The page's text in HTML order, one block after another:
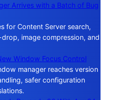
Arrives with a Batch of Bug
for Content Server search,
image compression, and
Window Focus Control
manager reaches version
safer configuration